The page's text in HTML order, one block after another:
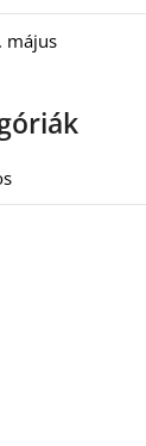
május